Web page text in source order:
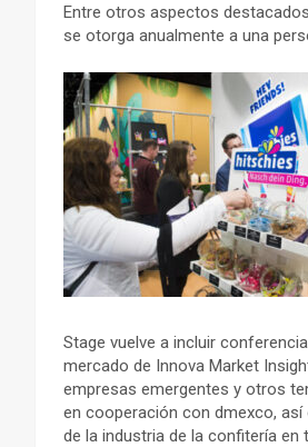
Entre otros aspectos
se otorga anualmente a una
Stage vuelve a incluir
mercado de Innova Market
empresas emergentes y otros
en cooperación con dmexco,
de la industria de la confitería